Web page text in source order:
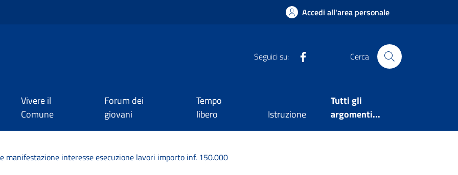
Accedi all'area personale
Seguici su: Cerca
Vivere il
Comune
Forum dei
giovani
Tempo
libero
Istruzione
Tutti gli
argomenti...
manifestazione interesse esecuzione lavori importo inf. 150.000